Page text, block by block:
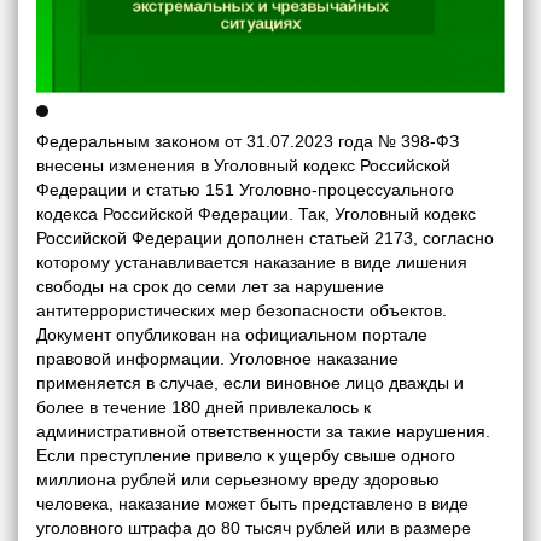
Федеральным законом от 31.07.2023 года № 398-ФЗ
внесены изменения в Уголовный кодекс Российской
Федерации и статью 151 Уголовно-процессуального
кодекса Российской Федерации. Так, Уголовный кодекс
Российской Федерации дополнен статьей 2173, согласно
которому устанавливается наказание в виде лишения
свободы на срок до семи лет за нарушение
антитеррористических мер безопасности объектов.
Документ опубликован на официальном портале
правовой информации. Уголовное наказание
применяется в случае, если виновное лицо дважды и
более в течение 180 дней привлекалось к
административной ответственности за такие нарушения.
Если преступление привело к ущербу свыше одного
миллиона рублей или серьезному вреду здоровью
человека, наказание может быть представлено в виде
уголовного штрафа до 80 тысяч рублей или в размере